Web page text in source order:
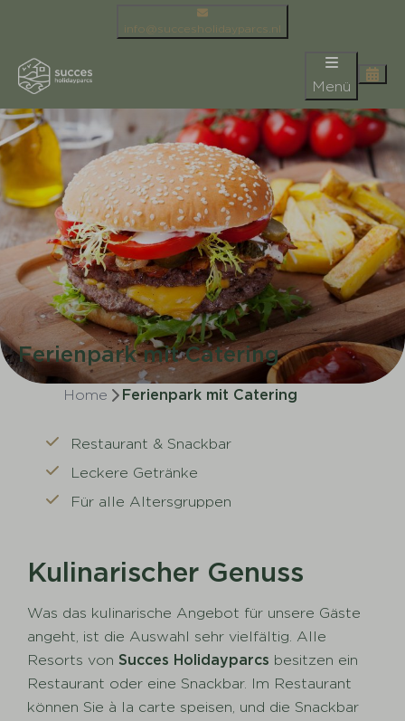
info@succesholidayparcs.nl
Menü
Ferienpark mit Catering
Home Ferienpark mit Catering
Restaurant & Snackbar
Leckere Getränke
Für alle Altersgruppen
Kulinarischer Genuss
Was das kulinarische Angebot für unsere Gäste
angeht, ist die Auswahl sehr vielfältig. Alle
Resorts von Succes Holidayparcs besitzen ein
Restaurant oder eine Snackbar. Im Restaurant
können Sie à la carte speisen, und die Snackbar